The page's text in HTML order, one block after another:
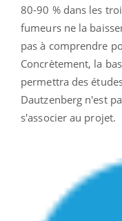
80-90 % dans les
fumeurs ne la
pas à comprendre
Concrètement, la
permettra des
Dautzenberg n'est
s'associer au projet.